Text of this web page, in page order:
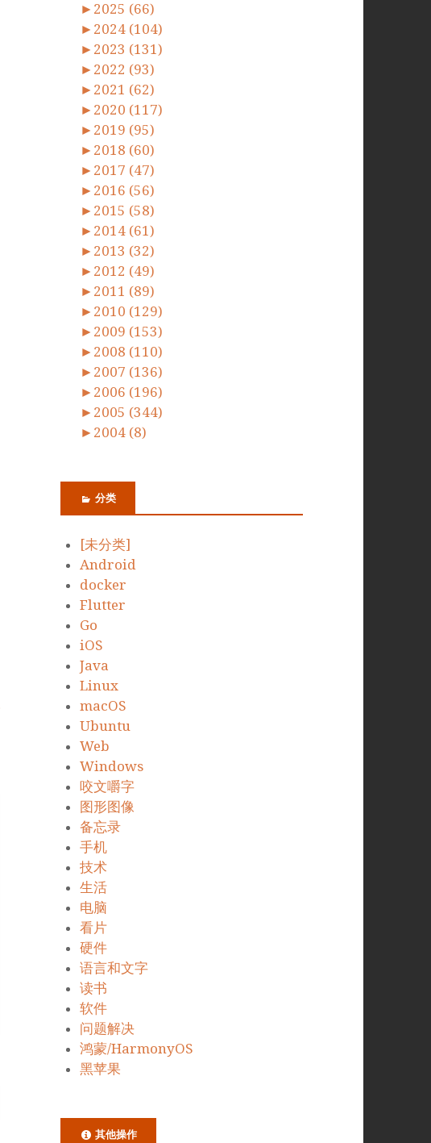
► 2025 (66)
► 2024 (104)
► 2023 (131)
► 2022 (93)
► 2021 (62)
► 2020 (117)
► 2019 (95)
► 2018 (60)
► 2017 (47)
► 2016 (56)
► 2015 (58)
► 2014 (61)
► 2013 (32)
► 2012 (49)
► 2011 (89)
► 2010 (129)
► 2009 (153)
► 2008 (110)
► 2007 (136)
► 2006 (196)
► 2005 (344)
► 2004 (8)
分类
[未分类]
Android
docker
Flutter
Go
iOS
Java
Linux
macOS
Ubuntu
Web
Windows
咬文嚼字
图形图像
备忘录
手机
技术
生活
电脑
看片
硬件
语言和文字
读书
软件
问题解决
鸿蒙/HarmonyOS
黑苹果
其他操作